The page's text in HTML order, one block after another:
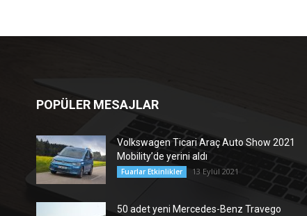
POPÜLER MESAJLAR
Volkswagen Ticari Araç Auto Show 2021
Mobility’de yerini aldı
Fuarlar Etkinlikler 13 Eylül 2021
50 adet yeni Mercedes-Benz Travego